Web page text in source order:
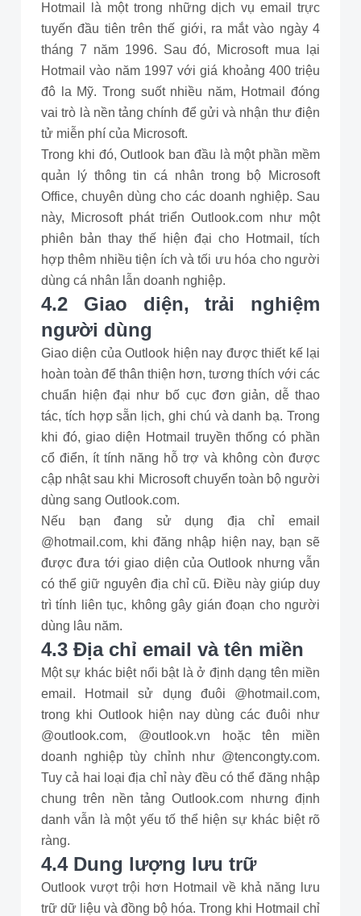
Hotmail là một trong những dịch vụ email trực
tuyến đầu tiên trên thế giới, ra mắt vào ngày 4
tháng 7 năm 1996. Sau đó, Microsoft mua lại
Hotmail vào năm 1997 với giá khoảng 400 triệu
đô la Mỹ. Trong suốt nhiều năm, Hotmail đóng
vai trò là nền tảng chính để gửi và nhận thư điện
tử miễn phí của Microsoft.
Trong khi đó, Outlook ban đầu là một phần mềm
quản lý thông tin cá nhân trong bộ Microsoft
Office, chuyên dùng cho các doanh nghiệp. Sau
này, Microsoft phát triển Outlook.com như một
phiên bản thay thế hiện đại cho Hotmail, tích
hợp thêm nhiều tiện ích và tối ưu hóa cho người
dùng cá nhân lẫn doanh nghiệp.
4.2 Giao diện, trải nghiệm
người dùng
Giao diện của Outlook hiện nay được thiết kế lại
hoàn toàn để thân thiện hơn, tương thích với các
chuẩn hiện đại như bố cục đơn giản, dễ thao
tác, tích hợp sẵn lịch, ghi chú và danh bạ. Trong
khi đó, giao diện Hotmail truyền thống có phần
cổ điển, ít tính năng hỗ trợ và không còn được
cập nhật sau khi Microsoft chuyển toàn bộ người
dùng sang Outlook.com.
Nếu bạn đang sử dụng địa chỉ email
@hotmail.com, khi đăng nhập hiện nay, bạn sẽ
được đưa tới giao diện của Outlook nhưng vẫn
có thể giữ nguyên địa chỉ cũ. Điều này giúp duy
trì tính liên tục, không gây gián đoạn cho người
dùng lâu năm.
4.3 Địa chỉ email và tên miền
Một sự khác biệt nổi bật là ở định dạng tên miền
email. Hotmail sử dụng đuôi @hotmail.com,
trong khi Outlook hiện nay dùng các đuôi như
@outlook.com, @outlook.vn hoặc tên miền
doanh nghiệp tùy chỉnh như @tencongty.com.
Tuy cả hai loại địa chỉ này đều có thể đăng nhập
chung trên nền tảng Outlook.com nhưng định
danh vẫn là một yếu tố thể hiện sự khác biệt rõ
ràng.
4.4 Dung lượng lưu trữ
Outlook vượt trội hơn Hotmail về khả năng lưu
trữ dữ liệu và đồng bộ hóa. Trong khi Hotmail chỉ